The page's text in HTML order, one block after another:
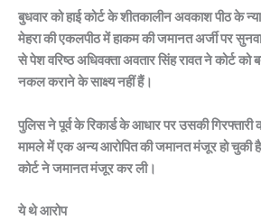
बुधवार को हाई कोर्ट के शीतकालीन अवकाश पीठ के
मेहरा की एकलपीठ में हाकम की जमानत अर्जी पर
से पेश वरिष्ठ अधिवक्ता अवतार सिंह रावत ने कोर्ट को
नकल कराने के साक्ष्य नहीं हैं।
पुलिस ने पूर्व के रिकार्ड के आधार पर उसकी
मामले में एक अन्य आरोपित की जमानत मंजूर हो चुकी
कोर्ट ने जमानत मंजूर कर ली।
ये थे आरोप